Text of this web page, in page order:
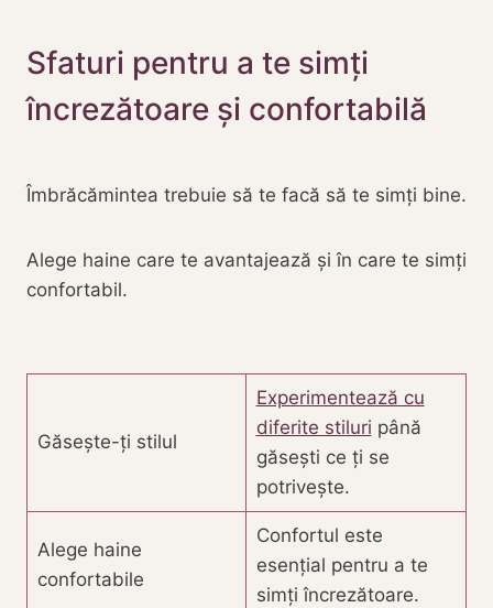
Sfaturi pentru a te simți
încrezătoare și confortabilă
Îmbrăcămintea trebuie să te facă să te simți bine.
Alege haine care te avantajează și în care te simți
confortabil.
Găsește-ți stilul
Experimentează cu
diferite stiluri până
găsești ce ți se
potrivește.
Alege haine
confortabile
Confortul este
esențial pentru a te
simți încrezătoare.